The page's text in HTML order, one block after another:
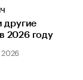
другие
2026 году